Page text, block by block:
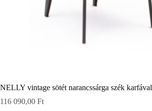
NELLY vintage sötét narancssárga szék karfával
116 090,00 Ft